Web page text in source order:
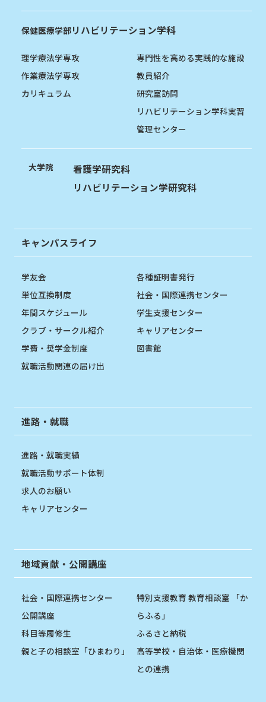
保健医療学部リハビリテーション学科
理学療法学専攻
作業療法学専攻
カリキュラム
専門性を高める実践的な施設
教員紹介
研究室訪問
リハビリテーション学科実習
管理センター
大学院
看護学研究科
リハビリテーション学研究科
キャンパスライフ
学友会
単位互換制度
年間スケジュール
クラブ・サークル紹介
学費・奨学金制度
就職活動関連の届け出
各種証明書発行
社会・国際連携センター
学生支援センター
キャリアセンター
図書館
進路・就職
進路・就職実績
就職活動サポート体制
求人のお願い
キャリアセンター
地域貢献・公開講座
社会・国際連携センター
公開講座
科目等履修生
親と子の相談室「ひまわり」
特別支援教育 教育相談室 「か
らふる」
ふるさと納税
高等学校・自治体・医療機関
との連携